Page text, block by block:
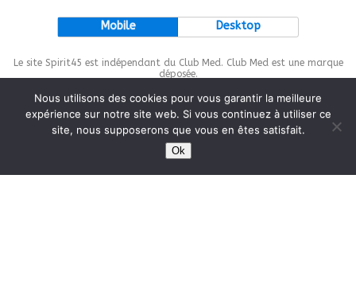
Mobile Desktop
Le site Spirit45 est indépendant du Club Med. Club Med est une marque
déposée.
This site is protected bywp-copyrightpro.com
Nous utilisons des cookies pour vous garantir la meilleure
expérience sur notre site web. Si vous continuez à utiliser ce
site, nous supposerons que vous en êtes satisfait.
Ok